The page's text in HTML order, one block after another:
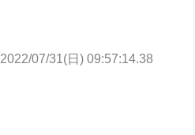
2022/07/31(日) 09:57:14.38